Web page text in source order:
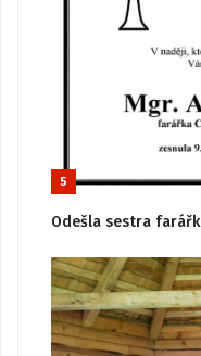
5
Odešla sestra